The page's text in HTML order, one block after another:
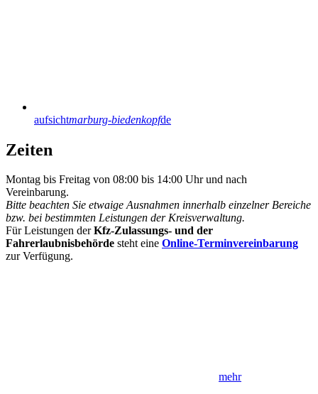
aufsichtmarburg-biedenkopfde
Zeiten
Montag bis Freitag von 08:00 bis 14:00 Uhr und nach
Vereinbarung.
Bitte beachten Sie etwaige Ausnahmen innerhalb einzelner Bereiche
bzw. bei bestimmten Leistungen der Kreisverwaltung.
Für Leistungen derKfz-Zulassungs- und der
Fahrerlaubnisbehörde steht eine Online-Terminvereinbarung
zur Verfügung.
mehr